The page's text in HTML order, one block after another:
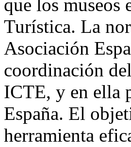
que los museos
Turística. La
Asociación
coordinación
ICTE, y en ella
España. El
herramienta